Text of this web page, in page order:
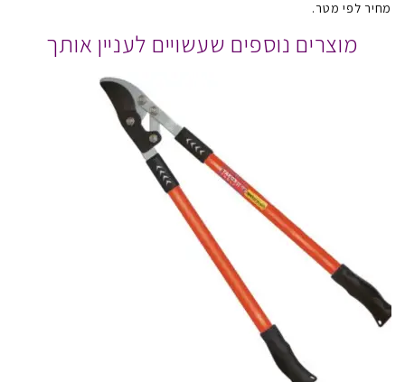
מחיר לפי מטר.
מוצרים נוספים שעשויים לעניין אותך